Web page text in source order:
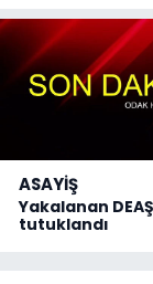
ASAYİŞ
Yakalanan
tutuklandı